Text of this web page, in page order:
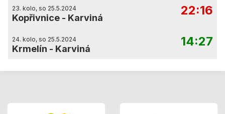
23. kolo, so 25.5.2024
Kopřivnice - Karviná
22:16
24. kolo, so 25.5.2024
Krmelín - Karviná
14:27